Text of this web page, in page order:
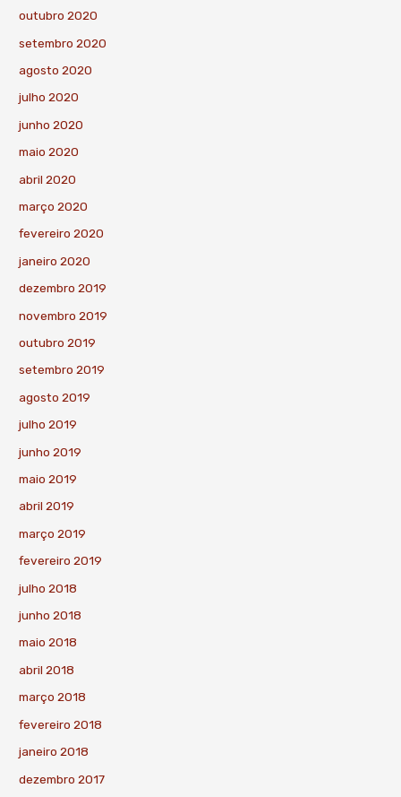
outubro 2020
setembro 2020
agosto 2020
julho 2020
junho 2020
maio 2020
abril 2020
março 2020
fevereiro 2020
janeiro 2020
dezembro 2019
novembro 2019
outubro 2019
setembro 2019
agosto 2019
julho 2019
junho 2019
maio 2019
abril 2019
março 2019
fevereiro 2019
julho 2018
junho 2018
maio 2018
abril 2018
março 2018
fevereiro 2018
janeiro 2018
dezembro 2017